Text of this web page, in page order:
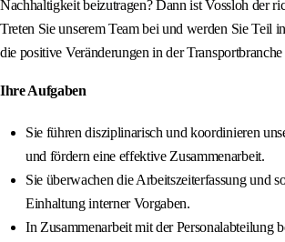
Nachhaltigkeit beizutragen? Dann ist Vossloh der
Treten Sie unserem Team bei und werden Sie Teil
die positive Veränderungen in der
Ihre Aufgaben
Sie führen disziplinarisch und koordinieren
und fördern eine effektive Zusammenarbeit.
Sie überwachen die Arbeitszeiterfassung und
Einhaltung interner Vorgaben.
In Zusammenarbeit mit der Personalabteilung